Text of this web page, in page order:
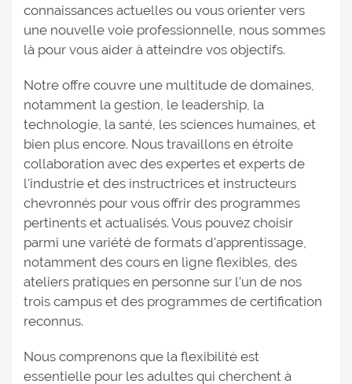
connaissances actuelles ou vous orienter vers
une nouvelle voie professionnelle, nous sommes
là pour vous aider à atteindre vos objectifs.
Notre offre couvre une multitude de domaines,
notamment la gestion, le leadership, la
technologie, la santé, les sciences humaines, et
bien plus encore. Nous travaillons en étroite
collaboration avec des expertes et experts de
l'industrie et des instructrices et instructeurs
chevronnés pour vous offrir des programmes
pertinents et actualisés. Vous pouvez choisir
parmi une variété de formats d'apprentissage,
notamment des cours en ligne flexibles, des
ateliers pratiques en personne sur l’un de nos
trois campus et des programmes de certification
reconnus.
Nous comprenons que la flexibilité est
essentielle pour les adultes qui cherchent à